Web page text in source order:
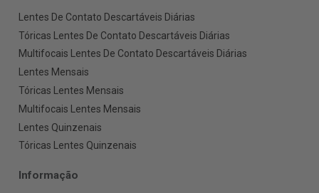
Lentes De Contato Descartáveis Diárias
Tóricas Lentes De Contato Descartáveis Diárias
Multifocais Lentes De Contato Descartáveis Diárias
Lentes Mensais
Tóricas Lentes Mensais
Multifocais Lentes Mensais
Lentes Quinzenais
Tóricas Lentes Quinzenais
Informação